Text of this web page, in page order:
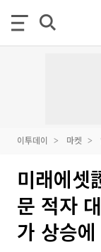
이투데이 마켓
미래에셋
문 적자
가 상승